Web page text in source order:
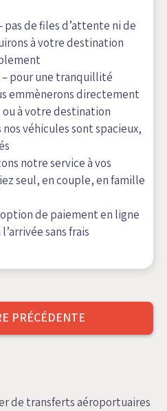
pas de files d’attente ni de
à votre destination
– pour une tranquillité
emmènerons directement
à votre destination
nos véhicules sont spacieux,
notre service à vos
seul, en couple, en famille
de paiement en ligne
sans frais
PRÉCÉDENTE
de transferts aéroportuaires